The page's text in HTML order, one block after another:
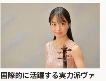
国際的に活躍する実力派ヴァ